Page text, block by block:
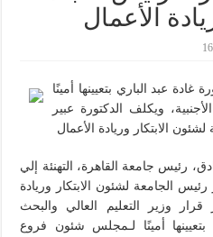
الأعمال
عبد الباري بتعيينها أمينًا
ويكلف الدكتورة عبير
الابتكار وريادة الأعمال
رئيس جامعة القاهرة، التهنئة إلي
الجامعة لشئون الابتكار وريادة
وزير التعليم العالي والبحث
رقم ١٠٩٧ لسنة ٢٠٢٦ بتعيينها أمينًا لـمجلس شئون فروع